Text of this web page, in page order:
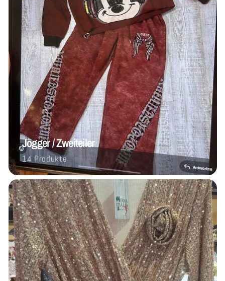
Jogger / Zweiteiler
14 Produkte